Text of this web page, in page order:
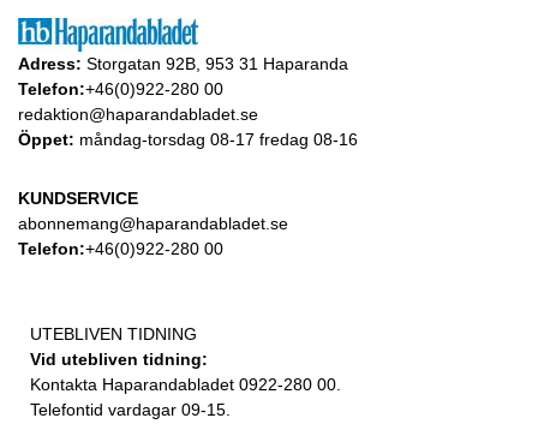
Adress: Storgatan 92B, 953 31 Haparanda
Telefon:+46(0)922-280 00
redaktion@haparandabladet.se
Öppet: måndag-torsdag 08-17 fredag 08-16
KUNDSERVICE
abonnemang@haparandabladet.se
Telefon:+46(0)922-280 00
UTEBLIVEN TIDNING
Vid utebliven tidning:
Kontakta Haparandabladet 0922-280 00.
Telefontid vardagar 09-15.